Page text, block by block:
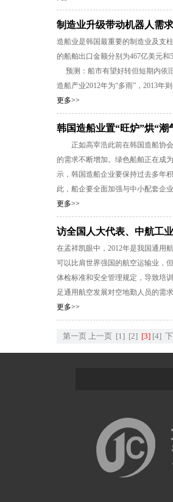
制造业升级带动机器人需
造船业是韩国最重要的制造业及支
的船舶出口金额分别为467亿美元
预测：船市有望好转但短期内依
造船产业2012年为“多雨”，2013
更多>>
韩国造船业置“旺炉”烘“潮
正如高宰浩此前在韩国造船协会
的需求不断增加。绿色船舶正在成
示，韩国造船企业要保持过去多年
此，船企要全面加强与中小配套企
更多>>
访全国人大代表、中航工
在孟祥凯眼中，2012年是我国通用
可以比肩世界强国的航空运输业，
体检标准和安全管理规定，导致培
足通用航空发展对空地勤人员的需
更多>>
第一页 上一页 [1] [2] [3] [4]